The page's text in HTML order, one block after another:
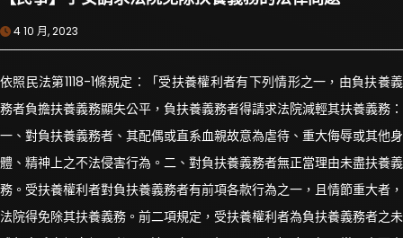
4 10 月, 2023
依照民法第1118-1條規定：「受扶養權利者有下列情形之一，由負扶養義
務者負擔扶養義務顯失公平，負扶養義務者得請求法院減輕其扶養義務：
一、對負扶養義務者、其配偶或直系血親故意為虐待、重大侮辱或其他身
體、精神上之不法侵害行為。二、對負扶養義務者無正當理由未盡扶養義
務。受扶養權利者對負扶養義務者有前項各款行為之一，且情節重大者，
法院得免除其扶養義務。前二項規定，受扶養權利者為負扶養義務者之未